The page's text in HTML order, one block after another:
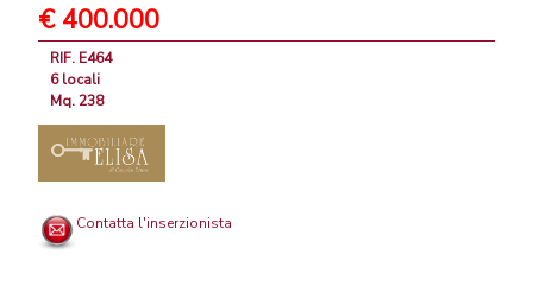
€ 400.000
RIF. E464
6 locali
Mq. 238
Contatta l'inserzionista